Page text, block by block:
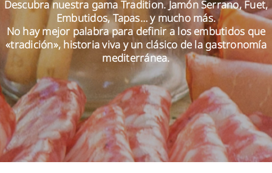
ES
Descubra nuestra gama Tradition. Jamón Serrano, Fuet,
Embutidos, Tapas… y mucho más.
No hay mejor palabra para definir a los embutidos que
«tradición», historia viva y un clásico de la gastronomía
mediterránea.